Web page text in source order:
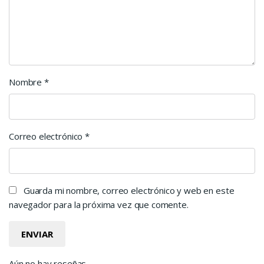
Nombre *
Correo electrónico*
Guarda mi nombre, correo electrónico y web en este
navegador para la próxima vez que comente.